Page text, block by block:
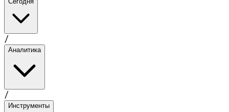
/
Аналитика
/
Инструменты